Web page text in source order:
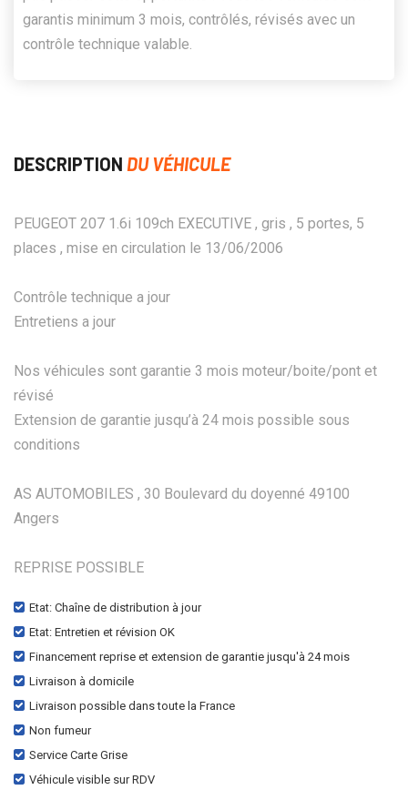
garantis minimum 3 mois, contrôlés, révisés avec un
contrôle technique valable.
DESCRIPTION DU VÉHICULE
PEUGEOT 207 1.6i 109ch EXECUTIVE , gris , 5 portes, 5
places , mise en circulation le 13/06/2006
Contrôle technique a jour
Entretiens a jour
Nos véhicules sont garantie 3 mois moteur/boite/pont et
révisé
Extension de garantie jusqu’à 24 mois possible sous
conditions
AS AUTOMOBILES , 30 Boulevard du doyenné 49100
Angers
REPRISE POSSIBLE
Etat: Chaîne de distribution à jour
Etat: Entretien et révision OK
Financement reprise et extension de garantie jusqu'à 24 mois
Livraison à domicile
Livraison possible dans toute la France
Non fumeur
Service Carte Grise
Véhicule visible sur RDV